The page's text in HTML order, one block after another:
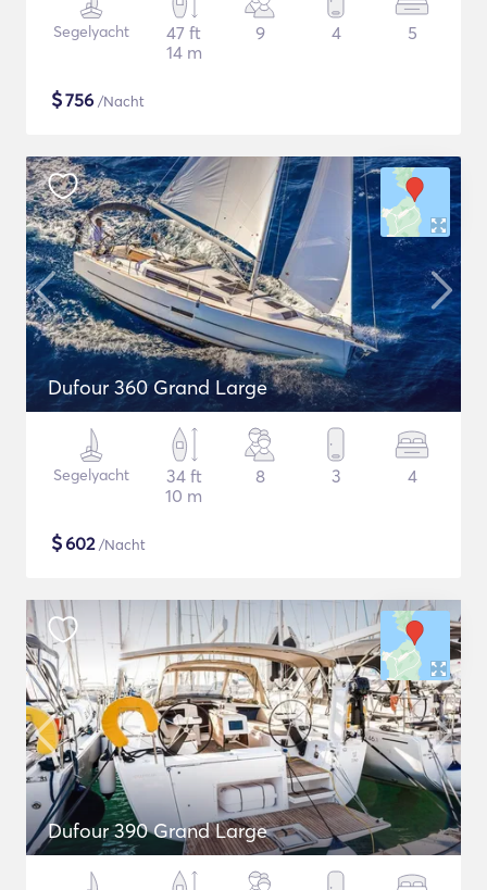
Segelyacht
47 ft
14 m
9 4 5
$756 /Nacht
Dufour 360 Grand Large
Segelyacht
34 ft
10 m
8 3 4
$602/Nacht
Dufour 390 Grand Large